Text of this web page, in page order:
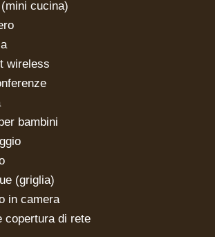
cucina)
wireless
bambini
(griglia)
in camera
copertura di rete